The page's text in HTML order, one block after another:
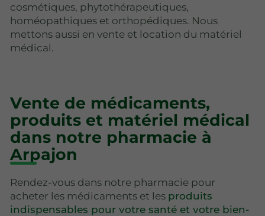
cosmétiques, phytothérapeutiques,
homéopathiques et orthopédiques. Nous
mettons aussi en vente et location du matériel
médical.
Vente de médicaments,
produits et matériel médical
dans notre pharmacie à
Arpajon
Rendez-vous dans notre pharmacie pour
acheter les médicaments et les produits
indispensables pour votre santé et votre bien-